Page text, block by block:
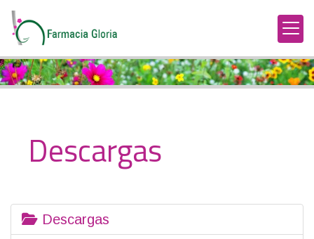
Descargas
Descargas